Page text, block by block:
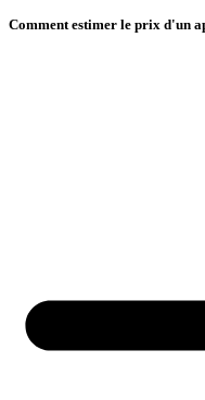
Comment estimer le prix d'un